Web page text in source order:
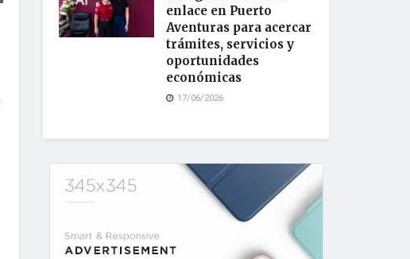
enlace en Puerto
Aventuras para acercar
trámites, servicios y
oportunidades
económicas
17/06/2026